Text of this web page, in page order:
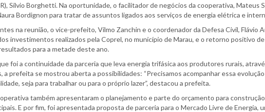
Silvio Borghetti. Na oportunidade, o facilitador de negócios da cooperativa,
Bordignon para tratar de assuntos ligados aos serviços de energia elétrica e
na reunião, o vice-prefeito, Vilmo Zanchin e o coordenador da Defesa Civil,
investimentos realizados pela Coprel, no município de Marau, e o retorno positivo
para a metade deste ano.
foi a continuidade da parceria que leva energia trifásica aos produtores rurais,
a prefeita se mostrou aberta a possibilidades: “Precisamos acompanhar essa
seja para trabalhar ou para o próprio lazer”, destacou a prefeita.
também apresentaram o planejamento e parte do orçamento para
E por fim, foi apresentada proposta de parceria para o Mercado Livre de